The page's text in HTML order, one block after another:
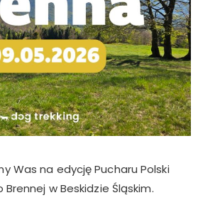
Was na edycję Pucharu Polski
w Beskidzie Śląskim.